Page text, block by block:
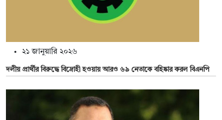
২১ জানুয়ারি ২০২৬
দলীয় প্রার্থীর বিরুদ্ধে বিদ্রোহী হওয়ায় আরও ৬৯ নেতাকে বহিষ্কার করল বিএনপি